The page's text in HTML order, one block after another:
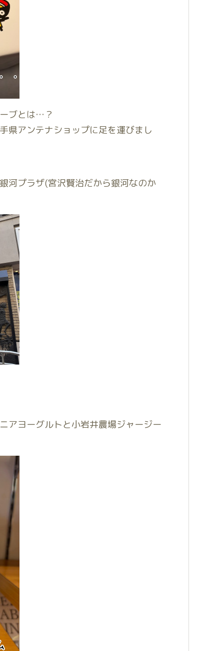
ブとは…？
県アンテナショップに足を運びまし
河プラザ(宮沢賢治だから銀河なのか
アヨーグルトと小岩井農場ジャージー